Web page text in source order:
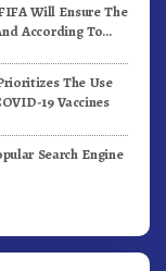
Will Ensure The
According To
The Use
19 Vaccines
Search Engine